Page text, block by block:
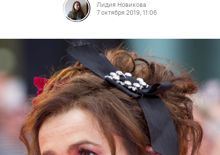
Лидия Новикова
7 октября 2019, 11:06